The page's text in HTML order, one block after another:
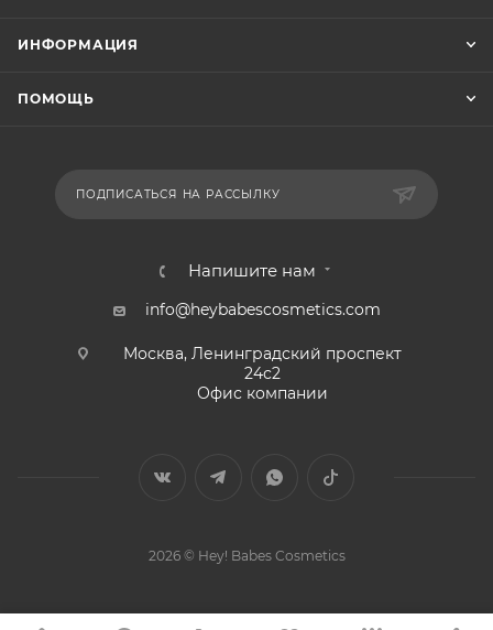
ИНФОРМАЦИЯ
ПОМОЩЬ
ПОДПИСАТЬСЯ НА РАССЫЛКУ
Напишите нам
info@heybabescosmetics.com
Москва, Ленинградский проспект
24с2
Офис компании
2026 © Hey! Babes Cosmetics